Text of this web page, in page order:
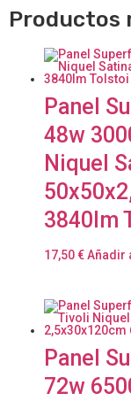
Productos
Panel
48w
Niquel
3840lm
17,50€Añadir
Panel
72w